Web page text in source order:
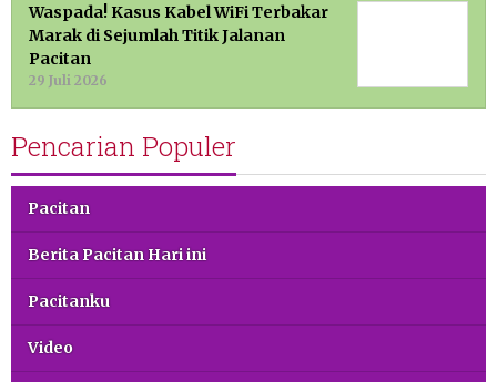
Waspada! Kasus Kabel WiFi Terbakar
Marak di Sejumlah Titik Jalanan
Pacitan
29 Juli 2026
Pencarian Populer
Pacitan
Berita Pacitan Hari ini
Pacitanku
Video